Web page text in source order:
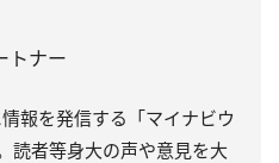
トナー
報を発信する「マイナビウ
読者等身大の声や意見を大